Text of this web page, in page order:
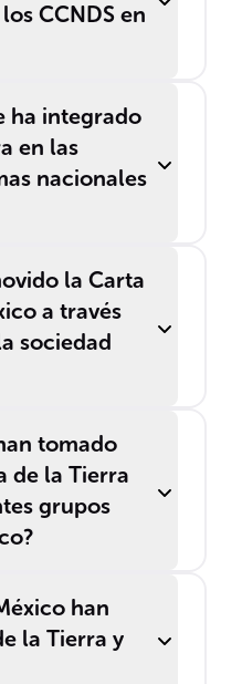
CCNDS en
ha integrado
en las
nacionales
la Carta
a través
sociedad
tomado
de la Tierra
grupos
han
la Tierra y